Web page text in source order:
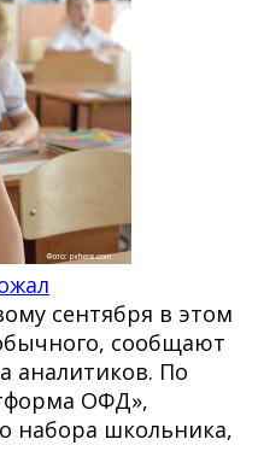
сентября в этом
сообщают
аналитиков. По
ОФД»,
набора школьника,